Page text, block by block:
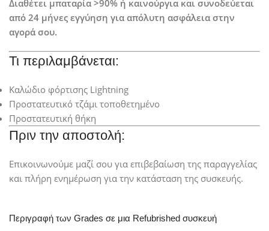
Διαθέτει μπαταρία >90% ή καινούργια και συνοδεύεται
από 24 μήνες εγγύηση για απόλυτη ασφάλεια στην
αγορά σου.
Τι περιλαμβάνεται:
Καλώδιο φόρτισης Lightning
Προστατευτικό τζάμι τοποθετημένο
Προστατευτική θήκη
Πριν την αποστολή:
Επικοινωνούμε μαζί σου για επιβεβαίωση της παραγγελίας
και πλήρη ενημέρωση για την κατάσταση της συσκευής.
Περιγραφή των Grades σε μια Refubrished συσκευή